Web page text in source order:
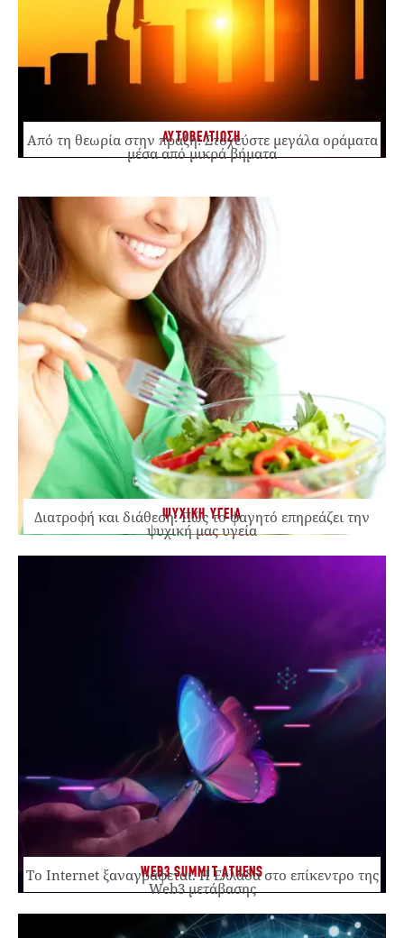
ΑΥΤΟΒΕΛΤΙΩΣΗ
Από τη θεωρία στην πράξη: Στοχεύστε μεγάλα οράματα
μέσα από μικρά βήματα
ΨΥΧΙΚΗ ΥΓΕΙΑ
Διατροφή και διάθεση: Πώς το φαγητό επηρεάζει την
ψυχική μας υγεία
WEB3 SUMMIT ATHENS
Το Internet ξαναγράφεται. Η Ελλάδα στο επίκεντρο της
Web3 μετάβασης